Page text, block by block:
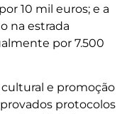
10 mil euros; e a
na estrada
por 7.500
e promoção
protocolos